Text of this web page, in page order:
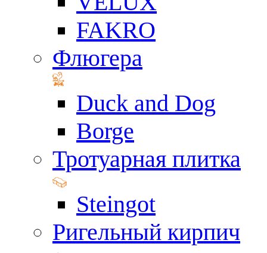
FAKRO
Флюгера
Duck and Dog
Borge
Тротуарная плитка
Steingot
Ригельный кирпич